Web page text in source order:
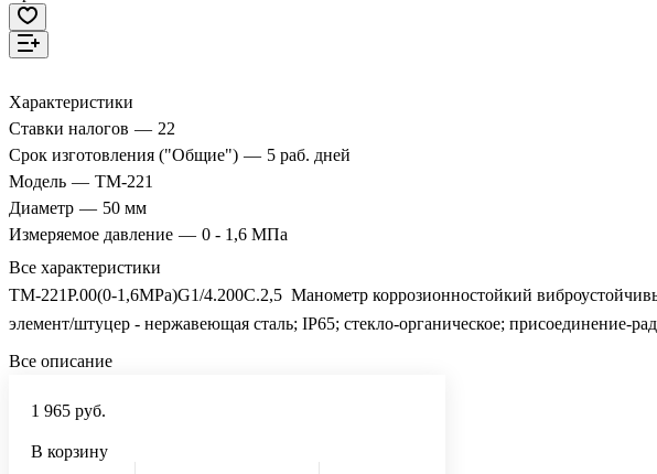
Характеристики
Ставки налогов — 22
Срок изготовления ("Общие") — 5 раб. дней
Модель — ТМ-221
Диаметр — 50 мм
Измеряемое давление — 0 - 1,6 МПа
Все характеристики
ТМ-221Р.00(0-1,6MPa)G1/4.200C.2,5 Манометр коррозионностойкий
элемент/штуцер - нержавеющая сталь; IP65; стекло-органическое; присоединение-
Все описание
1 965 руб.
В корзину